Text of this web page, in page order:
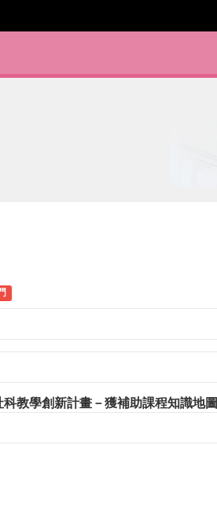
教學創新計畫－獲補助課程知識地圖